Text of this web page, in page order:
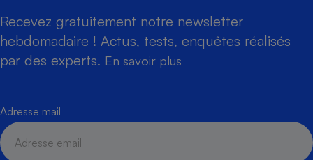
Recevez gratuitement notre newsletter
hebdomadaire ! Actus, tests, enquêtes réalisés
par des experts. En savoir plus
Adresse mail